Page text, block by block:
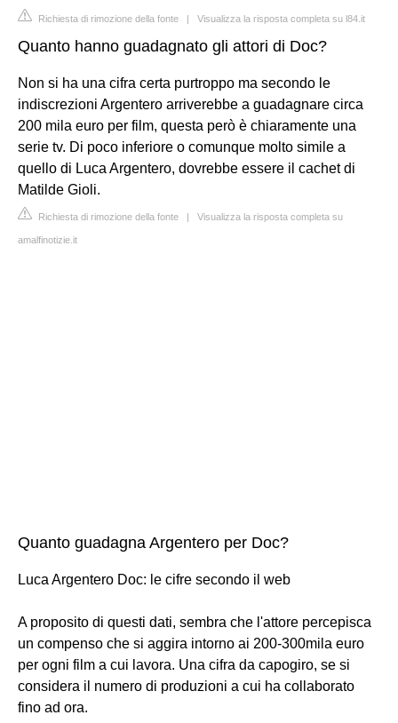
Richiesta di rimozione della fonte | Visualizza la risposta completa su l84.it
Quanto hanno guadagnato gli attori di Doc?
Non si ha una cifra certa purtroppo ma secondo le
indiscrezioni Argentero arriverebbe a guadagnare circa
200 mila euro per film, questa però è chiaramente una
serie tv. Di poco inferiore o comunque molto simile a
quello di Luca Argentero, dovrebbe essere il cachet di
Matilde Gioli.
Richiesta di rimozione della fonte | Visualizza la risposta completa su
amalfinotizie.it
Quanto guadagna Argentero per Doc?
Luca Argentero Doc: le cifre secondo il web
A proposito di questi dati, sembra che l'attore percepisca
un compenso che si aggira intorno ai 200-300mila euro
per ogni film a cui lavora. Una cifra da capogiro, se si
considera il numero di produzioni a cui ha collaborato
fino ad ora.